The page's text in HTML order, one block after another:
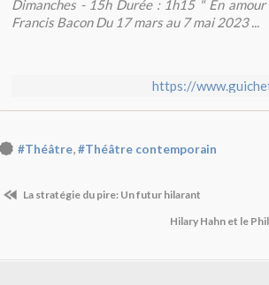
Dimanches - 15h Durée : 1h15 " En
Francis Bacon Du 17 mars au 7 mai 2023 ...
https://
#Théâtre #Théâtre contemporain
La stratégie du pire: Un futur hilarant
Hilary Hahn et le